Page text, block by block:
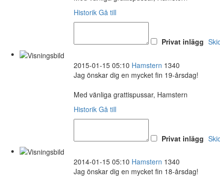
Historik Gå till
Privat inlägg
2015-01-15 05:10 Hamstern 1340
Jag önskar dig en mycket fin 19-årsdag!
Med vänliga grattispussar, Hamstern
Historik Gå till
Privat inlägg
2014-01-15 05:10 Hamstern 1340
Jag önskar dig en mycket fin 18-årsdag!